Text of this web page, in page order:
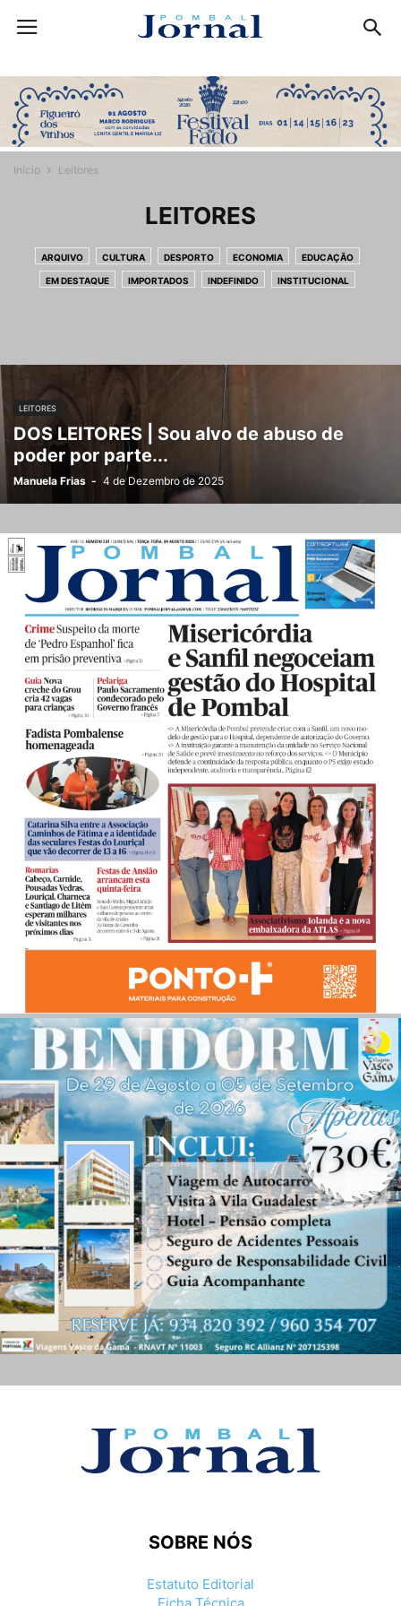
Início Leitores
LEITORES
ARQUIVO CULTURA DESPORTO ECONOMIA EDUCAÇÃO
EM DESTAQUE IMPORTADOS INDEFINIDO INSTITUCIONAL
LEITORES
DOS LEITORES | Sou alvo de abuso de
poder por parte...
Manuela Frias - 4 de Dezembro de 2025
SOBRE NÓS
Estatuto Editorial